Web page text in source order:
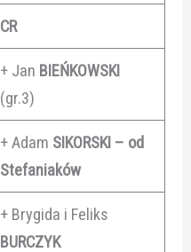
CR
+ Jan BIEŃKOWSKI
(gr.3)
+ Adam SIKORSKI – od
Stefaniaków
+ Brygida i Feliks
BURCZYK